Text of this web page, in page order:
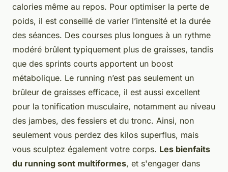
calories même au repos. Pour optimiser la perte de
poids, il est conseillé de varier l’intensité et la durée
des séances. Des courses plus longues à un rythme
modéré brûlent typiquement plus de graisses, tandis
que des sprints courts apportent un boost
métabolique. Le running n’est pas seulement un
brûleur de graisses efficace, il est aussi excellent
pour la tonification musculaire, notamment au niveau
des jambes, des fessiers et du tronc. Ainsi, non
seulement vous perdez des kilos superflus, mais
vous sculptez également votre corps. Les bienfaits
du running sont multiformes, et s'engager dans